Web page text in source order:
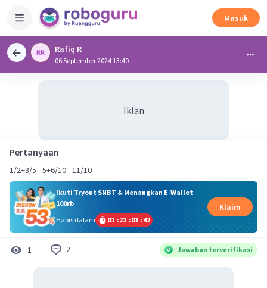
Masuk
Rafiq R
06 September 2024 13:40
Iklan
Pertanyaan
1/2+3/5= 5+6/10= 11/10=
Ikuti Tryout SNBT & Menangkan E-Wallet
100rb
Habis dalam
01 :22 :01 :42
Klaim
1 2 Jawaban terverifikasi